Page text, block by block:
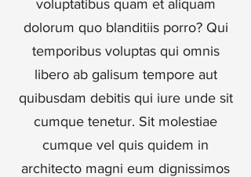
voluptatibus quam et aliquam
dolorum quo blanditiis porro? Qui
temporibus voluptas qui omnis
libero ab galisum tempore aut
quibusdam debitis qui iure unde sit
cumque tenetur. Sit molestiae
cumque vel quis quidem in
architecto magni eum dignissimos